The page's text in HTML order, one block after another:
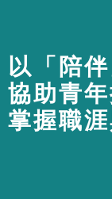
以「陪
協助青年
掌握職涯